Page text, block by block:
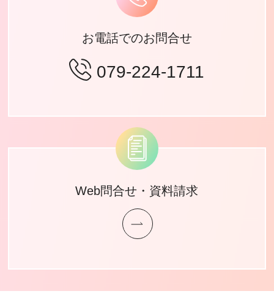
お電話でのお問合せ
079-224-1711
Web問合せ・資料請求